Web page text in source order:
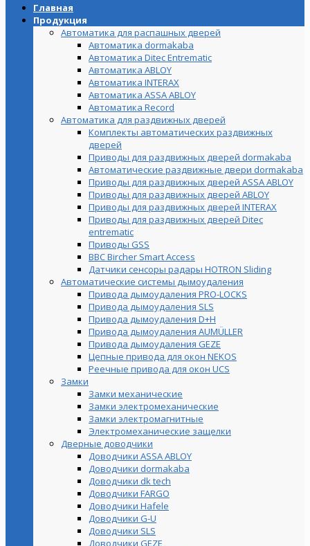
Главная
Продукция
Автоматика для распашных дверей
Автоматика dormakaba
Автоматика Ditec Entrematic
Автоматика ABLOY
Автоматика INTERAX
Автоматика ASSA ABLOY
Автоматика Record
Автоматика для раздвижных дверей
Комплекты автоматических раздвижных
дверей
Приводы для раздвижных дверей dormakaba
Автоматические раздвижные двери dormakaba
Приводы для раздвижных дверей ASSA ABLOY
Приводы для раздвижных дверей ABLOY
Приводы для раздвижных дверей INTERAX
Приводы для раздвижных дверей Ditec
entrematic
Приводы GSS
BBC Bircher Smart Access
Датчики сенсоры радары HOTRON Sliding
Автоматические системы дымоудаления
Привода дымоудаления PRO-LOCKS
Привода дымоудаления SLS
Привода дымоудаления D+H
Привода дымоудаления AUMÜLLER
Привода дымоудаления GEZE
Цепные привода для окон NEKOS
Реечные привода для окон UСS
Замки
Замки механические
Замки электромеханические
Замки электромагнитные
Электромеханические защелки
Дверные доводчики
Доводчики ASSA ABLOY
Доводчики dormakaba
Доводчики dk tech
Доводчики FARGO
Доводчики Hafele
Доводчики G-U
Доводчики SLS
Доводчики GEZE